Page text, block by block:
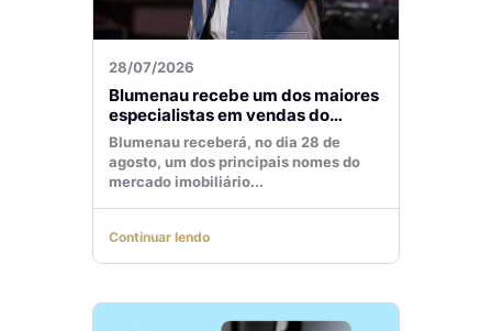
28/07/2026
Blumenau recebe um dos maiores
especialistas em vendas do
mercado imobiliário
Blumenau receberá, no dia 28 de
agosto, um dos principais nomes do
mercado imobiliário...
Continuar lendo